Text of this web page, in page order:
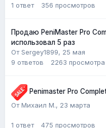
1 ответ 356 просмотров
Продаю PeniMaster Pro
использовал 5 раз
От Sergey1899, 25 мая
9 ответов 2263 просмотра
Penimaster Pro
От Михаил М., 23 марта
1 ответ 475 просмотров